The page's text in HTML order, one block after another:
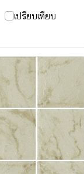
เปรียบเทียบ